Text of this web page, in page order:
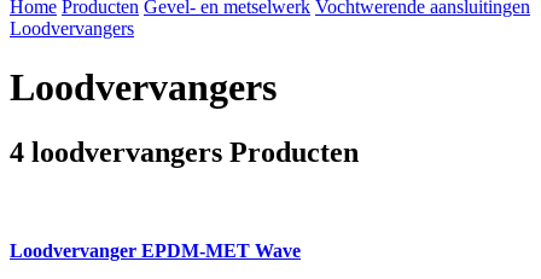
Home Producten Gevel- en metselwerk Vochtwerende aansluitingen
Loodvervangers
Loodvervangers
4 loodvervangers Producten
Loodvervanger EPDM-MET Wave